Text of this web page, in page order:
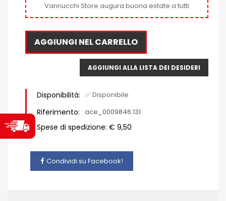
Vannucchi Store augura buona estate a tutti
AGGIUNGI NEL CARRELLO
AGGIUNGI ALLA LISTA DEI DESIDERI
Disponibilità: ✅ Disponibile
Riferimento: ace_0009846.131
Spese di spedizione: € 9,50
Condividi su Facebook!